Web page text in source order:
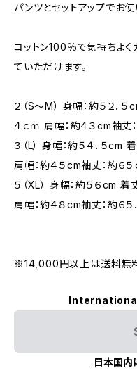
パンツとセットアップでお使
コットン100％で気持ちよ
ていただけます。
２（S～M） 身幅：約５２．
４ｃｍ 肩幅：約４３cm袖丈：
３（L） 身幅：約５４．５cm
肩幅：約４５cm袖丈：約６５
５（XL） 身幅：約５６cm 着
肩幅：約４８cm袖丈：約６５
※14,000円以上は送料無料
日本国内